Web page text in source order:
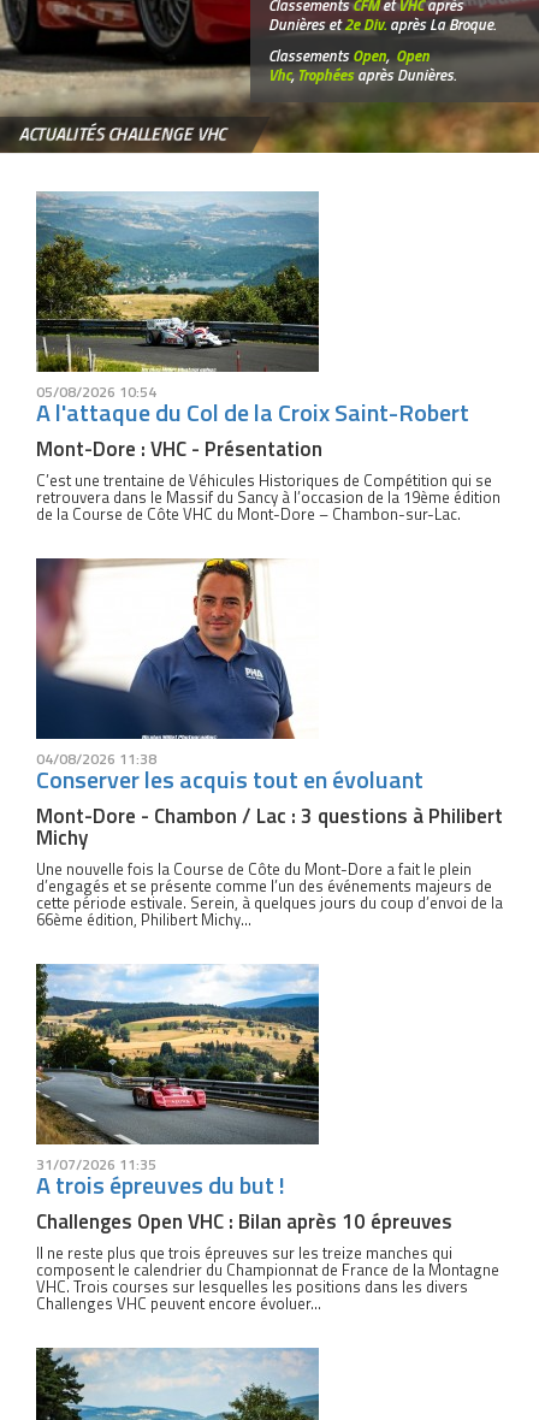
ClassementsCFMetVHCaprès
Dunières et2e Div.après La Broque.
ClassementsOpen, Open
Vhc, Trophéesaprès Dunières.
ACTUALITÉS CHALLENGE VHC
05/08/2026 10:54
A l'attaque du Col de la Croix Saint-Robert
Mont-Dore : VHC - Présentation
C’est une trentaine de Véhicules Historiques de Compétition qui se
retrouvera dans le Massif du Sancy à l’occasion de la 19ème édition
de la Course de Côte VHC du Mont-Dore – Chambon-sur-Lac.
04/08/2026 11:38
Conserver les acquis tout en évoluant
Mont-Dore - Chambon / Lac : 3 questions à Philibert
Michy
Une nouvelle fois la Course de Côte du Mont-Dore a fait le plein
d’engagés et se présente comme l’un des événements majeurs de
cette période estivale. Serein, à quelques jours du coup d’envoi de la
66ème édition, Philibert Michy...
31/07/2026 11:35
A trois épreuves du but !
Challenges Open VHC : Bilan après 10 épreuves
Il ne reste plus que trois épreuves sur les treize manches qui
composent le calendrier du Championnat de France de la Montagne
VHC. Trois courses sur lesquelles les positions dans les divers
Challenges VHC peuvent encore évoluer...